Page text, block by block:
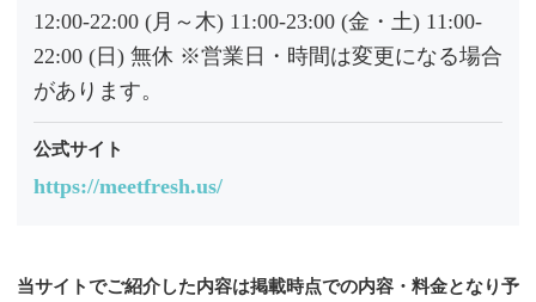
12:00-22:00 (月～木) 11:00-23:00 (金・土) 11:00-
22:00 (日) 無休 ※営業日・時間は変更になる場合
があります。
公式サイト
https://meetfresh.us/
当サイトでご紹介した内容は掲載時点での内容・料金となり予